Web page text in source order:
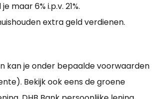
maar 6% i.p.v. 21%.
extra geld verdienen.
kan je onder bepaalde voorwaarden
Bekijk ook eens de groene